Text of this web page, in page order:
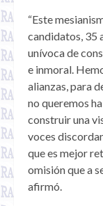
“Este
candidatos, 35
unívoca de
e inmoral.
alianzas, para
no queremos
construir una
voces
que es mejor
omisión que a
afirmó.